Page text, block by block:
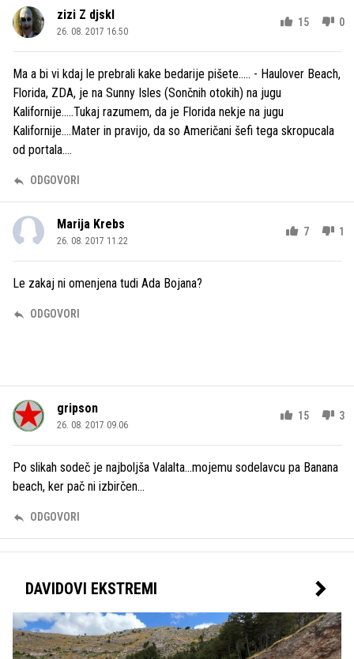
zizi Z djskl
26. 08. 2017 16.50
15 0
Ma a bi vi kdaj le prebrali kake bedarije pišete..... - Haulover Beach,
Florida, ZDA, je na Sunny Isles (Sončnih otokih) na jugu
Kalifornije.....Tukaj razumem, da je Florida nekje na jugu
Kalifornije....Mater in pravijo, da so Američani šefi tega skropucala
od portala....
ODGOVORI
Marija Krebs
26. 08. 2017 11.22
7 1
Le zakaj ni omenjena tudi Ada Bojana?
ODGOVORI
gripson
26. 08. 2017 09.06
15 3
Po slikah sodeč je najboljša Valalta...mojemu sodelavcu pa Banana
beach, ker pač ni izbirčen...
ODGOVORI
DAVIDOVI EKSTREMI